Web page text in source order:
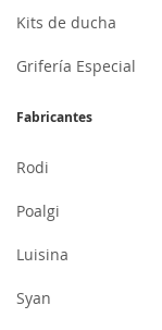
Kits de ducha
Grifería Especial
Fabricantes
Rodi
Poalgi
Luisina
Syan